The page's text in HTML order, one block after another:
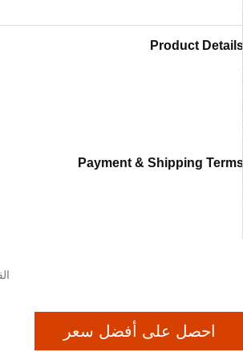
Product Details
Payment & Shipping Terms
احصل على أفضل سعر